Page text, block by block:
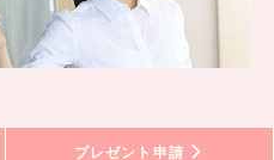
プレゼント申請